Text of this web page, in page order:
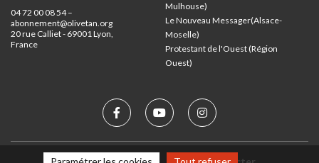
04 72 00 08 54 –
abonnement@olivetan.org
20 rue Calliet - 69001 Lyon,
France
Mulhouse)
Le Nouveau Messager(Alsace-
Moselle)
Protestant de l'Ouest (Région
Ouest)